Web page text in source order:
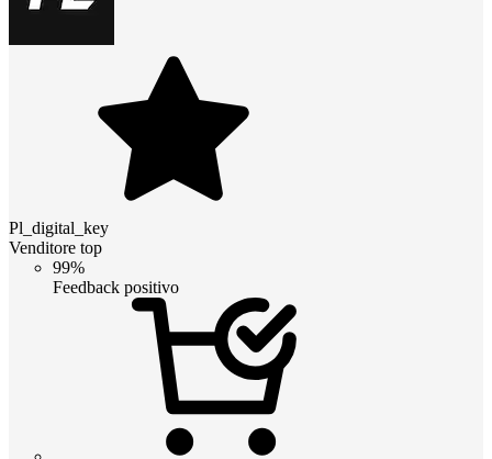
Pl_digital_key
Venditore top
99%
Feedback positivo